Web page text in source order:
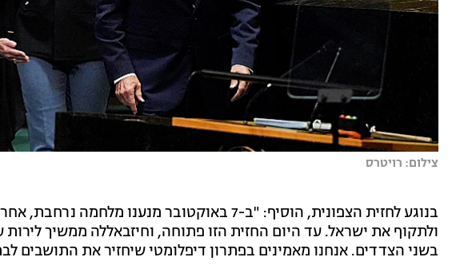
צילום: רויטרס
בנוגע לחזית הצפונית, הוסיף: "ב-7 באוקטובר מנענו
ולתקוף את ישראל. עד היום החזית הזו פתוחה, וחיזבאללה ממשיך לירות
בשני הצדדים. אנחנו מאמינים בפתרון דיפלומטי שיחזיר את התושבים